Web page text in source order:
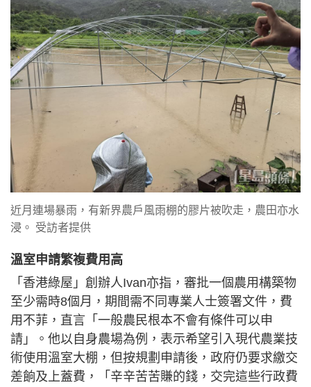
近月連場暴雨，有新界農戶風雨棚的膠片被吹走，農田亦水
浸。 受訪者提供
溫室申請繁複費用高
「香港綠屋」創辦人Ivan亦指，審批一個農用構築物
至少需時8個月，期間需不同專業人士簽署文件，費
用不菲，直言「一般農民根本不會有條件可以申
請」。他以自身農場為例，表示希望引入現代農業技
術使用溫室大棚，但按規劃申請後，政府仍要求繳交
差餉及上蓋費，「辛辛苦苦賺的錢，交完這些行政費